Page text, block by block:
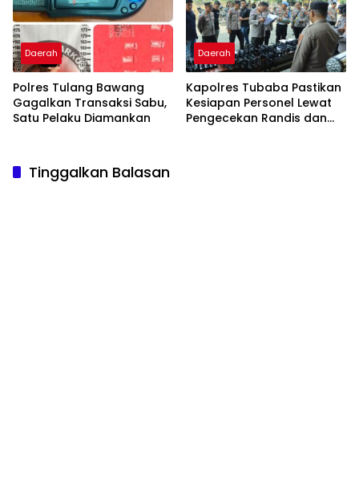
Daerah
Polres Tulang Bawang
Gagalkan Transaksi Sabu,
Satu Pelaku Diamankan
Daerah
Kapolres Tubaba Pastikan
Kesiapan Personel Lewat
Pengecekan Randis dan
Tinggalkan Balasan